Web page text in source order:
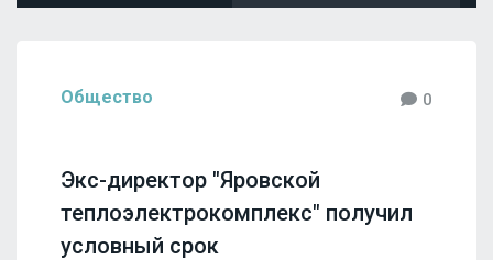
Общество 0
Экс-директор "Яровской
теплоэлектрокомплекс" получил
условный срок